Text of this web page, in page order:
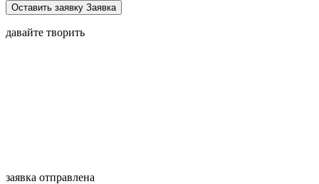
Оставить заявку Заявка
давайте творить
заявка отправлена